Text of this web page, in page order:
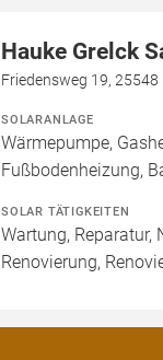
Hauke Grelck
Friedensweg 19,
SOLARANLAGE
Wärmepumpe,
Fußbodenheizung,
SOLAR TÄTIGKEITEN
Wartung,
Renovierung,